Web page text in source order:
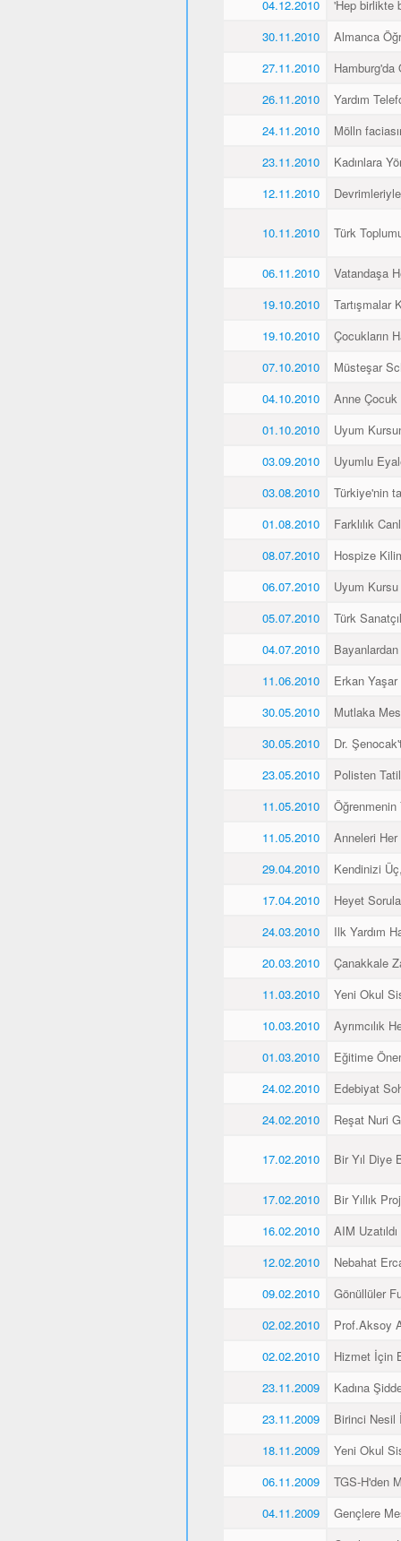
04.12.2010
'Hep birlikte
30.11.2010
Almanca
27.11.2010
Hamburg'da
26.11.2010
Yardım
24.11.2010
Mölln
23.11.2010
Kadınlara
12.11.2010
10.11.2010 Türk
06.11.2010
Vatandaşa
19.10.2010
Tartışmalar
19.10.2010
Çocukların
07.10.2010
Müsteşar
04.10.2010
Anne
01.10.2010
Uyum
03.09.2010
Uyumlu
03.08.2010
Türkiye'nin
01.08.2010
Farklılık
08.07.2010
Hospize
06.07.2010
Uyum
05.07.2010
Türk
04.07.2010
11.06.2010
Erkan Yaşar
30.05.2010
Mutlaka
30.05.2010
Dr.
23.05.2010
Polisten
11.05.2010
Öğrenmenin
11.05.2010
Anneleri Her
29.04.2010
Kendinizi
17.04.2010
Heyet
24.03.2010
Ilk Yardım
20.03.2010
Çanakkale
11.03.2010
Yeni Okul
10.03.2010
Ayrımcılık
01.03.2010
Eğitime
24.02.2010
Edebiyat
24.02.2010
Reşat Nuri
17.02.2010 Bir Yıl Diye
17.02.2010
Bir Yıllık
16.02.2010
AIM Uzatıldı
12.02.2010
Nebahat
09.02.2010
Gönüllüler
02.02.2010
Prof.Aksoy
02.02.2010
Hizmet İçin
23.11.2009
Kadına
23.11.2009
Birinci Nesil
18.11.2009
Yeni Okul
06.11.2009
TGS-H'den
04.11.2009
Gençlere